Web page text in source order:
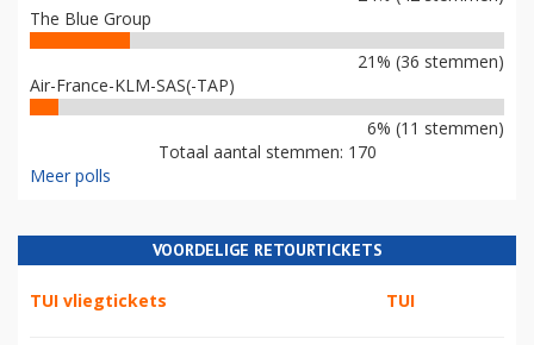
The Blue Group
21% (36 stemmen)
Air-France-KLM-SAS(-TAP)
6% (11 stemmen)
Totaal aantal stemmen: 170
Meer polls
VOORDELIGE RETOURTICKETS
TUI vliegtickets TUI